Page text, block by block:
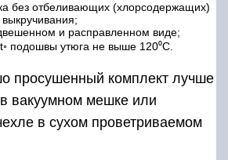
без отбеливающих (хлорсодержащих)
и расправленном виде;
подошвы утюга не выше 120⁰С.
просушенный комплект лучше
в вакуумном мешке или
в сухом проветриваемом